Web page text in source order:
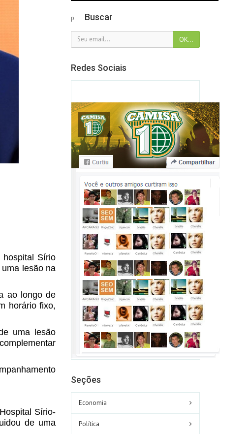
hospital Sírio
lesão na
ao longo de
horário fixo,
uma lesão
Sírio-
de uma
p Buscar
Redes Sociais
Seções
Economia
Política